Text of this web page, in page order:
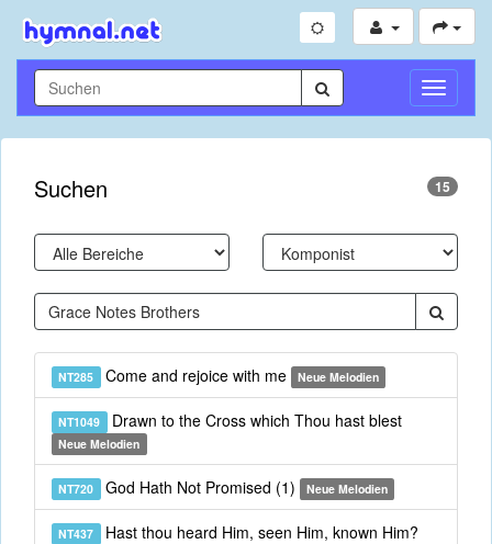
Suchen 15
NT285 Come and rejoice with me Neue Melodien
NT1049 Drawn to the Cross which Thou hast blest
Neue Melodien
NT720 God Hath Not Promised (1) Neue Melodien
NT437 Hast thou heard Him, seen Him, known Him?